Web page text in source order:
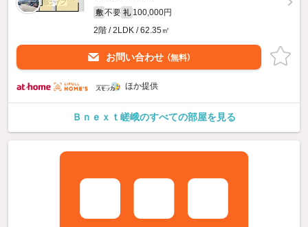
敷 不要 礼 100,000円
2階 / 2LDK / 62.35㎡
お問い合わせ （無料）
ほか提供
Ｂｎｅｘｔ嵯峨のすべての部屋を見る